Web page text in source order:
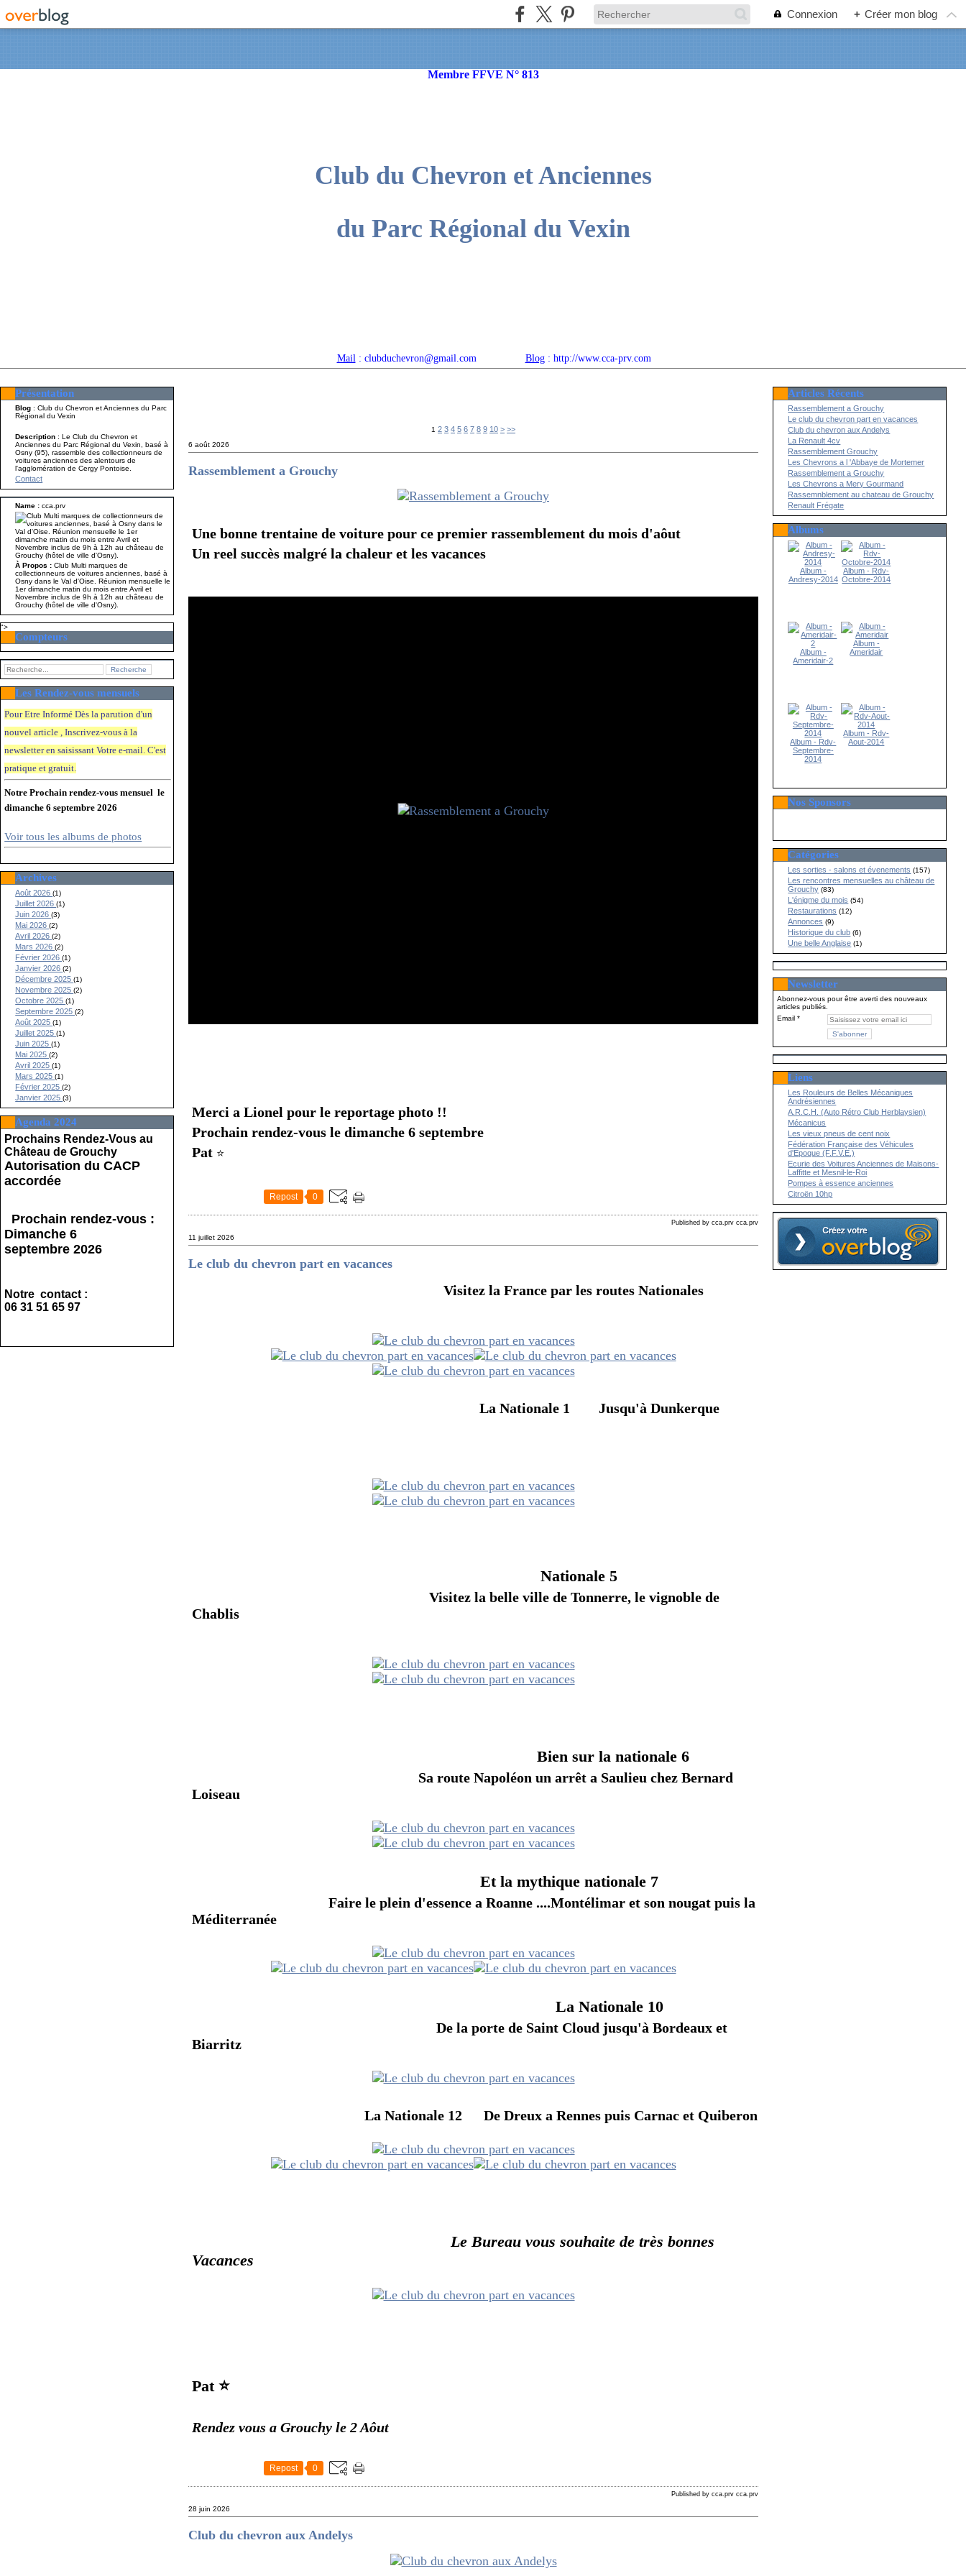
Connexion + Créer mon blog
Membre FFVE N° 813
Club du Chevron et Anciennes
du Parc Régional du Vexin
Mail : clubduchevron@gmail.com Blog: http://www.cca-prv.com
Présentation
Blog : Club du Chevron et Anciennes du Parc
Régional du Vexin
Description: Le Club du Chevron et
Anciennes du Parc Régional du Vexin, basé à
Osny (95), rassemble des collectionneurs de
voitures anciennes des alentours de
l'agglomération de Cergy Pontoise.
Contact
Name :cca.prv
À Propos :Club Multi marques de
collectionneurs de voitures anciennes, basé à
Osny dans le Val d'Oise. Réunion mensuelle le
1er dimanche matin du mois entre Avril et
Novembre inclus de 9h à 12h au château de
Grouchy (hôtel de ville d'Osny).
">
Compteurs
Les Rendez-vous mensuels
Pour Etre Informé Dès la parution d'un
nouvel article , Inscrivez-vous à la
newsletter en saisissant Votre e-mail. C'est
pratique et gratuit.
Notre Prochain rendez-vous mensuel le
dimanche 6 septembre 2026
Voir tous les albums de photos
Archives
Août 2026(1)
Juillet 2026(1)
Juin 2026(3)
Mai 2026(2)
Avril 2026(2)
Mars 2026(2)
Février 2026(1)
Janvier 2026(2)
Décembre 2025(1)
Novembre 2025(2)
Octobre 2025(1)
Septembre 2025(2)
Août 2025(1)
Juillet 2025(1)
Juin 2025(1)
Mai 2025(2)
Avril 2025(1)
Mars 2025(1)
Février 2025(2)
Janvier 2025(3)
Agenda 2024
Prochains Rendez-Vous au
Château de Grouchy
Autorisation du CACP
accordée
Prochain rendez-vous :
Dimanche 6
septembre 2026
Notre contact :
06 31 51 65 97
1 2 3 4 5 6 7 8 9 10 20
30
40
50
> >>
6 août 2026
Rassemblement a Grouchy
Une bonne trentaine de voiture pour ce premier rassemblement du mois d'aôut
Un reel succès malgré la chaleur et les vacances
Merci a Lionel pour le reportage photo !!
Prochain rendez-vous le dimanche 6 septembre
Pat ⭐
Repost 0
Published by cca.prv cca.prv
11 juillet 2026
Le club du chevron part en vacances
Visitez la France par les routes Nationales
La Nationale 1 Jusqu'à Dunkerque
Nationale 5
Visitez la belle ville de Tonnerre, le vignoble de
Chablis
Bien sur la nationale 6
Sa route Napoléon un arrêt a Saulieu chez Bernard
Loiseau
Et la mythique nationale 7
Faire le plein d'essence a Roanne ....Montélimar et son nougat puis la
Méditerranée
La Nationale 10
De la porte de Saint Cloud jusqu'à Bordeaux et
Biarritz
La Nationale 12 De Dreux a Rennes puis Carnac et Quiberon
Le Bureau vous souhaite de très bonnes
Vacances
Pat ⭐
Rendez vous a Grouchy le 2 Aôut
Repost 0
Published by cca.prv cca.prv
28 juin 2026
Club du chevron aux Andelys
Articles Récents
Rassemblement a Grouchy
Le club du chevron part en vacances
Club du chevron aux Andelys
La Renault 4cv
Rassemblement Grouchy
Les Chevrons a l 'Abbaye de Mortemer
Rassemblement a Grouchy
Les Chevrons a Mery Gourmand
Rassemnblement au chateau de Grouchy
Renault Frégate
Albums
Album -
Andresy-2014
Album - Rdv-
Octobre-2014
Album -
Ameridair-2
Album -
Ameridair
Album - Rdv-
Septembre-
2014
Album - Rdv-
Aout-2014
Nos Sponsors
Catégories
Les sorties - salons et évenements (157)
Les rencontres mensuelles au château de
Grouchy (83)
L'énigme du mois (54)
Restaurations (12)
Annonces (9)
Historique du club (6)
Une belle Anglaise (1)
Newsletter
Abonnez-vous pour être averti des nouveaux
articles publiés.
Email
Liens
Les Rouleurs de Belles Mécaniques
Andrésiennes
A.R.C.H. (Auto Rétro Club Herblaysien)
Mécanicus
Les vieux pneus de cent noix
Fédération Française des Véhicules
d'Epoque (F.F.V.E.)
Ecurie des Voitures Anciennes de Maisons-
Laffitte et Mesnil-le-Roi
Pompes à essence anciennes
Citroën 10hp